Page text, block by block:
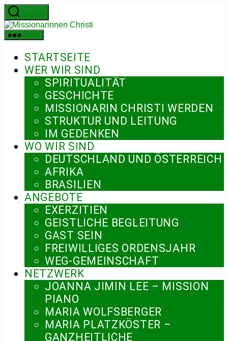
Zum
Inhalt
springen
STARTSEITE
WER WIR SIND
SPIRITUALITÄT
GESCHICHTE
MISSIONARIN CHRISTI WERDEN
STRUKTUR UND LEITUNG
IM GEDENKEN
WO WIR SIND
DEUTSCHLAND UND ÖSTERREICH
AFRIKA
BRASILIEN
ANGEBOTE
EXERZITIEN
GEISTLICHE BEGLEITUNG
GAST SEIN
FREIWILLIGES ORDENSJAHR
WEG-GEMEINSCHAFT
NETZWERK
JOANNA JIMIN LEE – MISSION
PIANO
MARIA WOLFSBERGER
MARIA PLATZKÖSTER –
GANZHEITLICHE